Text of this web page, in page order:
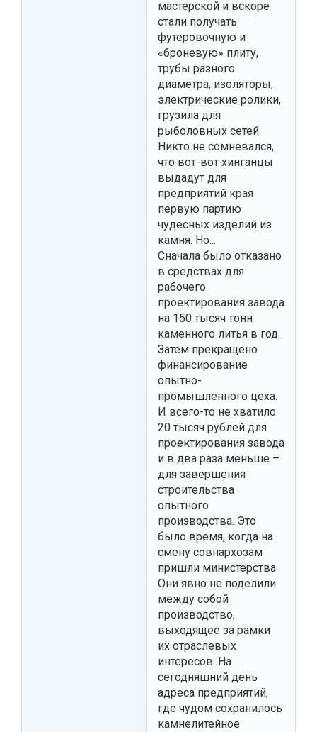
мастерской и вскоре
стали получать
футеровочную и
«броневую» плиту,
трубы разного
диаметра, изоляторы,
электрические ролики,
грузила для
рыболовных сетей.
Никто не сомневался,
что вот-вот хинганцы
выдадут для
предприятий края
первую партию
чудесных изделий из
камня. Но...
Сначала было отказано
в средствах для
рабочего
проектирования завода
на 150 тысяч тонн
каменного литья в год.
Затем прекращено
финансирование
опытно-
промышленного цеха.
И всего-то не хватило
20 тысяч рублей для
проектирования завода
и в два раза меньше –
для завершения
строительства
опытного
производства. Это
было время, когда на
смену совнархозам
пришли министерства.
Они явно не поделили
между собой
производство,
выходящее за рамки
их отраслевых
интересов. На
сегодняшний день
адреса предприятий,
где чудом сохранилось
камнелитейное